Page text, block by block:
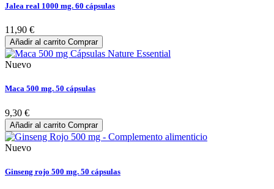
Jalea real 1000 mg. 60 cápsulas
11,90 €
Añadir al carrito Comprar
Nuevo
Maca 500 mg. 50 cápsulas
9,30 €
Añadir al carrito Comprar
Nuevo
Ginseng rojo 500 mg. 50 cápsulas